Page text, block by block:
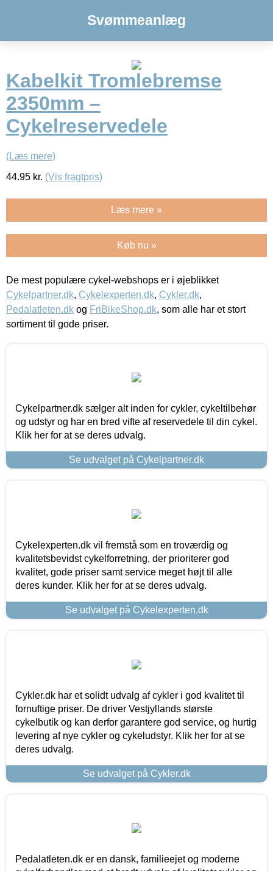
Svømmeanlæg
Kabelkit Tromlebremse
2350mm –
Cykelreservedele
(Læs mere)
44.95 kr. (Vis fragtpris)
Læs mere »
Køb nu »
De mest populære cykel-webshops er i øjeblikket
Cykelpartner.dk, Cykelexperten.dk, Cykler.dk,
Pedalatleten.dk og FriBikeShop.dk, som alle har et stort
sortiment til gode priser.
Cykelpartner.dk sælger alt inden for cykler, cykeltilbehør
og udstyr og har en bred vifte af reservedele til din cykel.
Klik her for at se deres udvalg.
Se udvalget på Cykelpartner.dk
Cykelexperten.dk vil fremstå som en troværdig og
kvalitetsbevidst cykelforretning, der prioriterer god
kvalitet, gode priser samt service meget højt til alle
deres kunder. Klik her for at se deres udvalg.
Se udvalget på Cykelexperten.dk
Cykler.dk har et solidt udvalg af cykler i god kvalitet til
fornuftige priser. De driver Vestjyllands største
cykelbutik og kan derfor garantere god service, og hurtig
levering af nye cykler og cykeludstyr. Klik her for at se
deres udvalg.
Se udvalget på Cykler.dk
Pedalatleten.dk er en dansk, familieejet og moderne